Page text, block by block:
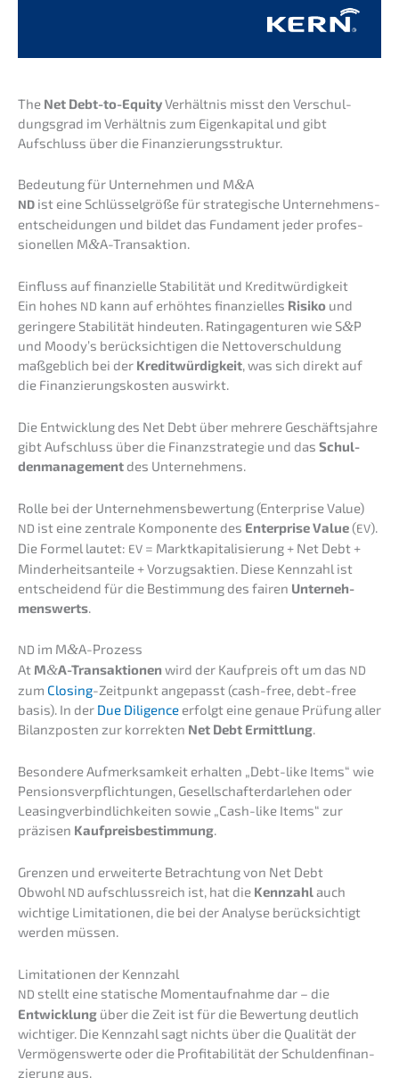
The Net Debt-to-EquityVerhält­nis misst den Verschul­
dungs­grad im Verhält­nis zum Eigen­ka­pi­tal und gibt
Aufschluss über die Finanzierungsstruktur.
Bedeu­tung für Unter­neh­men und M&A
ND ist eine Schlüs­sel­grö­ße für strate­gi­sche Unter­neh­mens­
ent­schei­dun­gen und bildet das Funda­ment jeder profes­
sio­nel­len M&A-Transaktion.
Einfluss auf finan­zi­el­le Stabi­li­tät und Kreditwürdigkeit
Ein hohes ND kann auf erhöh­tes finan­zi­el­les Risiko und
gerin­ge­re Stabi­li­tät hindeu­ten. Rating­agen­tu­ren wie S&P
und Moody’s berück­sich­ti­gen die Netto­ver­schul­dung
maßgeb­lich bei der Kredit­wür­dig­keit, was sich direkt auf
die Finan­zie­rungs­kos­ten auswirkt.
Die Entwick­lung des Net Debt über mehre­re Geschäfts­jah­re
gibt Aufschluss über die Finanz­stra­te­gie und das Schul­
den­ma­nage­ment des Unternehmens.
Rolle bei der Unter­neh­mens­be­wer­tung (Enter­pri­se Value)
ND ist eine zentra­le Kompo­nen­te des Enter­pri­se Value (EV).
Die Formel lautet: EV = Markt­ka­pi­ta­li­sie­rung + Net Debt +
Minder­heits­an­tei­le + Vorzugs­ak­ti­en. Diese Kennzahl ist
entschei­dend für die Bestim­mung des fairen Unter­neh­
mens­werts
ND im M&A-Prozess
At M&A-Transaktionen wird der Kaufpreis oft um das ND
zum Closing-Zeitpunkt angepasst (cash-free, debt-free
basis). In der Due Diligence erfolgt eine genaue Prüfung aller
Bilanz­pos­ten zur korrek­ten Net Debt Ermitt­lung.
Beson­de­re Aufmerk­sam­keit erhal­ten „Debt-like Items“ wie
Pensi­ons­ver­pflich­tun­gen, Gesell­schaf­ter­dar­le­hen oder
Leasing­ver­bind­lich­kei­ten sowie „Cash-like Items“ zur
präzi­sen Kaufpreis­be­stim­mung.
Grenzen und erwei­ter­te Betrach­tung von Net Debt
Obwohl ND aufschluss­reich ist, hat die Kennzahlauch
wichti­ge Limita­tio­nen, die bei der Analy­se berück­sich­tigt
werden müssen.
Limita­tio­nen der Kennzahl
ND stellt eine stati­sche Moment­auf­nah­me dar – die
Entwick­lung über die Zeit ist für die Bewer­tung deutlich
wichti­ger. Die Kennzahl sagt nichts über die Quali­tät der
Vermö­gens­wer­te oder die Profi­ta­bi­li­tät der Schul­den­fi­nan­
zie­rung aus.